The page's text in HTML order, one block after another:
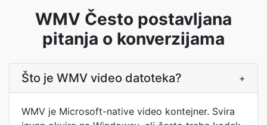
WMV Često postavljana
pitanja o konverzijama
Što je WMV video datoteka? +
WMV je Microsoft-native video kontejner. Svira